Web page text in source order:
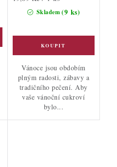
Skladem(9 ks)
Vánoce jsou obdobím
plným radosti, zábavy a
tradičního pečení. Aby
vaše vánoční cukroví
bylo...